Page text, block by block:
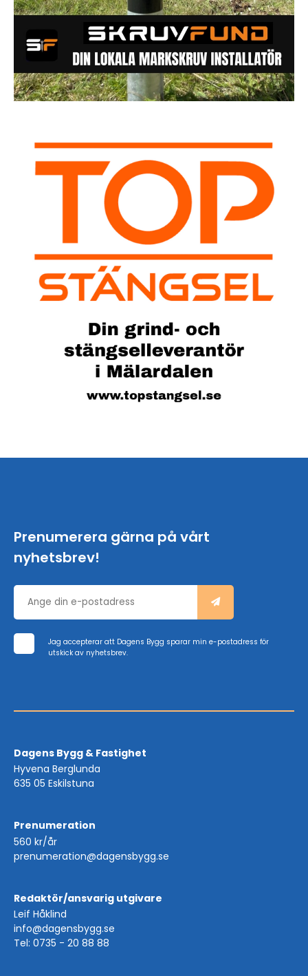
Prenumerera gärna på vårt
nyhetsbrev!
Jag accepterar att Dagens Bygg sparar min e-postadress för
utskick av nyhetsbrev.
Dagens Bygg & Fastighet
Hyvena Berglunda
635 05 Eskilstuna
Prenumeration
560 kr/år
prenumeration@dagensbygg.se
Redaktör/ansvarig utgivare
Leif Håklind
info@dagensbygg.se
Tel: 0735 - 20 88 88